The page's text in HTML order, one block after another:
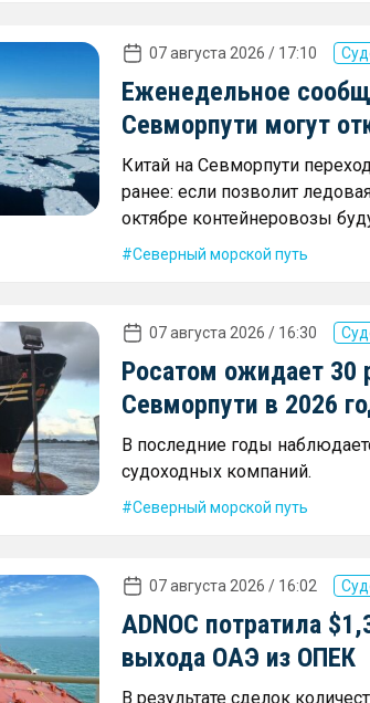
07 августа 2026 / 17:10
Еженедельное
Севморпути могут
Китай на Севморпути
ранее: если позволит
октябре контейнеровозы
Северный морской путь
07 августа 2026 / 16:30
Росатом ожидает 30
Севморпути в 2026
В последние годы
судоходных компаний.
Северный морской путь
07 августа 2026 / 16:02
ADNOC потратила
выхода ОАЭ из ОПЕК
В результате сделок